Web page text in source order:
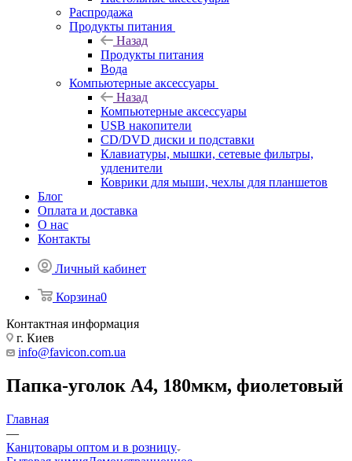
Распродажа
Продукты питания
Назад
Продукты питания
Вода
Компьютерные аксессуары
Назад
Компьютерные аксессуары
USB накопители
CD/DVD диски и подставки
Клавиатуры, мышки, сетевые фильтры,
удленители
Коврики для мыши, чехлы для планшетов
Блог
Оплата и доставка
О нас
Контакты
Личный кабинет
Корзина0
Контактная информация
г. Киев
info@favicon.com.ua
Папка-уголок А4, 180мкм, фиолетовый
Главная
—
Канцтовары оптом и в розницу